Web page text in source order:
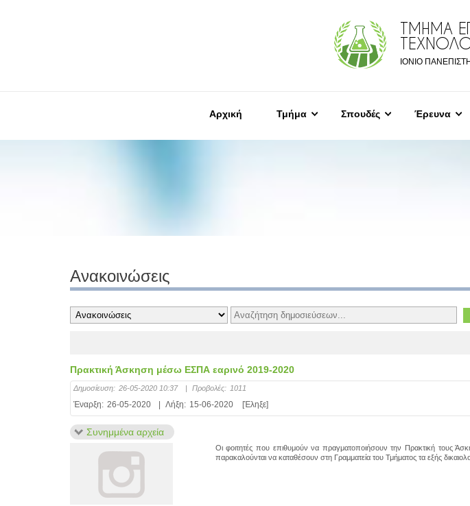
ΤΜΗΜΑ
ΙΟΝΙΟ
Αρχική Τμήμα Σπουδές Έρευνα
Ανακοινώσεις
Πρακτική Άσκηση μέσω ΕΣΠΑ εαρινό 2019-2020
Δημοσίευση: 26-05-2020 10:37 | Προβολές: 1011
Έναρξη: 26-05-2020 Λήξη: 15-06-2020 [Έληξε]
Συνημμένα αρχεία
Οι φοιτητές που επιθυμούν να πραγματοποιήσουν την Πρακτική τους
παρακαλούνται να καταθέσουν στη Γραμματεία του Τμήματος τα εξής